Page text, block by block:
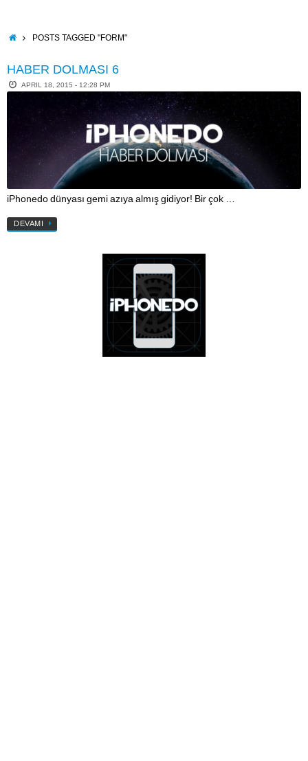
contentHOMEPOSTS TAGGED "FORM"
HABER DOLMASI 6
APRIL 18, 2015 - 12:28 PM
iPhonedo dünyası gemi azıya almış gidiyor! Bir çok …
DEVAMI